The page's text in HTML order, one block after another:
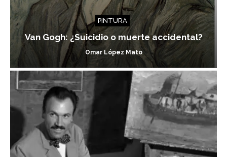
PINTURA
Van Gogh: ¿Suicidio o muerte accidental?
Omar López Mato